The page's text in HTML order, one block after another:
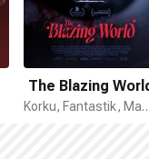
The Blazing
Korku,